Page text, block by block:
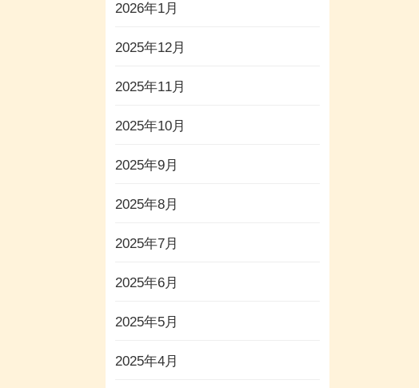
2026年1月
2025年12月
2025年11月
2025年10月
2025年9月
2025年8月
2025年7月
2025年6月
2025年5月
2025年4月